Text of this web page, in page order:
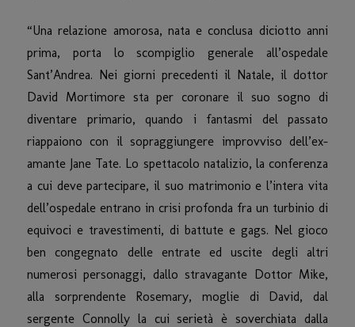
“Una relazione amorosa, nata e conclusa diciotto anni
prima, porta lo scompiglio generale all’ospedale
Sant’Andrea. Nei giorni precedenti il Natale, il dottor
David Mortimore sta per coronare il suo sogno di
diventare primario, quando i fantasmi del passato
riappaiono con il sopraggiungere improvviso dell’ex-
amante Jane Tate. Lo spettacolo natalizio, la conferenza
a cui deve partecipare, il suo matrimonio e l’intera vita
dell’ospedale entrano in crisi profonda fra un turbinio di
equivoci e travestimenti, di battute e gags. Nel gioco
ben congegnato delle entrate ed uscite degli altri
numerosi personaggi, dallo stravagante Dottor Mike,
alla sorprendente Rosemary, moglie di David, dal
sergente Connolly la cui serietà è soverchiata dalla